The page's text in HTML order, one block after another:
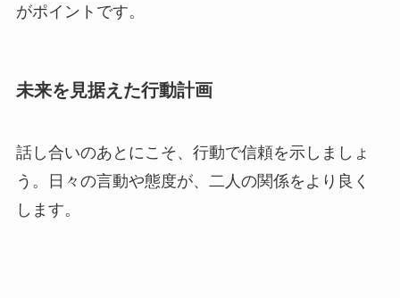
がポイントです。
未来を見据えた行動計画
話し合いのあとにこそ、行動で信頼を示しましょ
う。日々の言動や態度が、二人の関係をより良く
します。